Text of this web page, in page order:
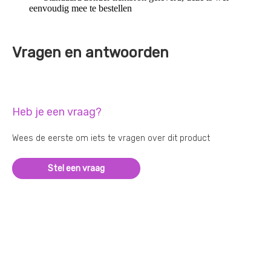
eenvoudig mee te bestellen
Vragen en antwoorden
Heb je een vraag?
Wees de eerste om iets te vragen over dit product
Stel een vraag